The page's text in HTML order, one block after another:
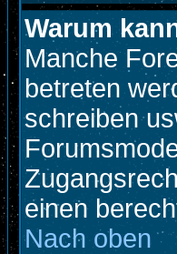
Warum
Manche
betreten
schreiben
einen
Nach oben